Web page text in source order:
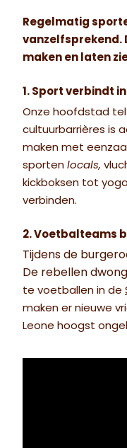
Regelmatig
vanzelfsprekend.
maken en laten
1. Sport verbindt
Onze hoofdstad
cultuurbarrières is
maken met
sporten locals,
kickboksen tot
verbinden.
2. Voetbalteams
Tijdens de
De rebellen
te voetballen in de
maken er nieuwe
Leone hoogst